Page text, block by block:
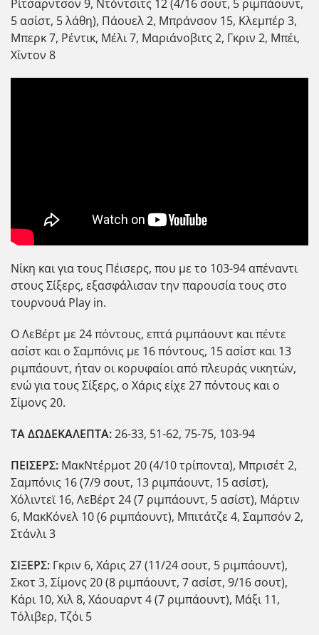
Ρίτσαρντσον 9, Ντόντσιτς 12 (4/16 σουτ, 5 ριμπάουντ,
5 ασίστ, 5 λάθη), Πάουελ 2, Μπράνσον 15, Κλεμπέρ 3,
Μπερκ 7, Ρέντικ, Μέλι 7, Μαριάνοβιτς 2, Γκριν 2, Μπέι,
Χίντον 8
Νίκη και για τους Πέισερς, που με το 103-94 απέναντι
στους Σίξερς, εξασφάλισαν την παρουσία τους στο
τουρνουά Play in.
Ο ΛεΒέρτ με 24 πόντους, επτά ριμπάουντ και πέντε
ασίστ και ο Σαμπόνις με 16 πόντους, 15 ασίστ και 13
ριμπάουντ, ήταν οι κορυφαίοι από πλευράς νικητών,
ενώ για τους Σίξερς, ο Χάρις είχε 27 πόντους και ο
Σίμονς 20.
ΤΑ ΔΩΔΕΚΑΛΕΠΤΑ:26-33, 51-62, 75-75, 103-94
ΠΕΙΣΕΡΣ: ΜακΝτέρμοτ 20 (4/10 τρίποντα), Μπρισέτ 2,
Σαμπόνις 16 (7/9 σουτ, 13 ριμπάουντ, 15 ασίστ),
Χόλιντεϊ 16, ΛεΒέρτ 24 (7 ριμπάουντ, 5 ασίστ), Μάρτιν
6, ΜακΚόνελ 10 (6 ριμπάουντ), Μπιτάτζε 4, Σαμπσόν 2,
Στάνλι 3
ΣΙΞΕΡΣ: Γκριν 6, Χάρις 27 (11/24 σουτ, 5 ριμπάουντ),
Σκοτ 3, Σίμονς 20 (8 ριμπάουντ, 7 ασίστ, 9/16 σουτ),
Κάρι 10, Χιλ 8, Χάουαρντ 4 (7 ριμπάουντ), Μάξι 11,
Τόλιβερ, Τζόι 5